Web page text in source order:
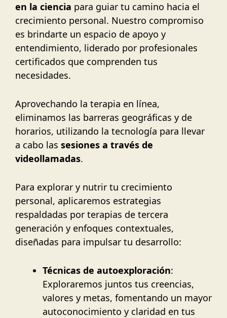
en la ciencia para guiar tu camino hacia el
crecimiento personal. Nuestro compromiso
es brindarte un espacio de apoyo y
entendimiento, liderado por profesionales
certificados que comprenden tus
necesidades.
Aprovechando la terapia en línea,
eliminamos las barreras geográficas y de
horarios, utilizando la tecnología para llevar
a cabo las sesiones a través de
videollamadas.
Para explorar y nutrir tu crecimiento
personal, aplicaremos estrategias
respaldadas por terapias de tercera
generación y enfoques contextuales,
diseñadas para impulsar tu desarrollo:
Técnicas de autoexploración:
Exploraremos juntos tus creencias,
valores y metas, fomentando un mayor
autoconocimiento y claridad en tus